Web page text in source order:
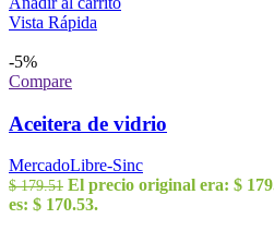
Vista Rápida
-5%
Compare
Aceitera de vidrio
MercadoLibre-Sinc
$179.51 El precio original era: $
es: $ 170.53.